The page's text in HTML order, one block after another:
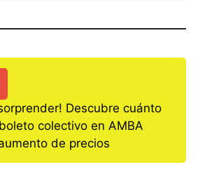
Descubre cuánto
colectivo en AMBA
de precios